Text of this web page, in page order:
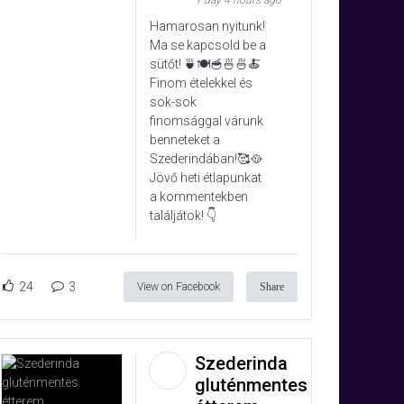
Hamarosan nyitunk!
Ma se kapcsold be a
sütőt! 🍵🍽️🥣🍜🍜🍝
Finom ételekkel és
sok-sok
finomsággal várunk
benneteket a
Szederindában!🥰🥘
Jövő heti étlapunkat
a kommentekben
találjátok! 👇
24 3 View on Facebook Share
Szederinda
gluténmentes